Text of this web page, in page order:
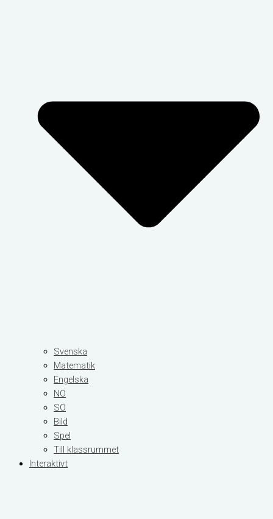
Svenska
Matematik
Engelska
NO
SO
Bild
Spel
Till klassrummet
Interaktivt